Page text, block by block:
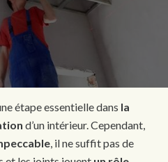
étape essentielle dans la
d’un intérieur. Cependant,
, il ne suffit pas de